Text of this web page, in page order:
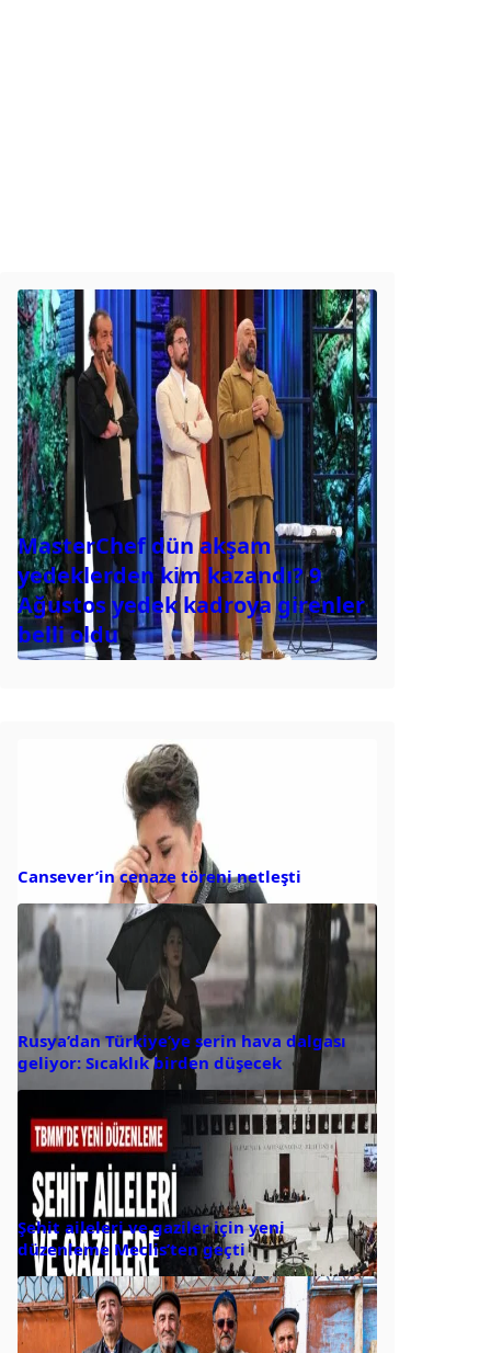
MasterChef dün akşam
yedeklerden kim kazandı? 9
Ağustos yedek kadroya girenler
belli oldu
Cansever’in cenaze töreni netleşti
Rusya’dan Türkiye’ye serin hava dalgası
geliyor: Sıcaklık birden düşecek
Şehit aileleri ve gaziler için yeni
düzenleme Meclis’ten geçti